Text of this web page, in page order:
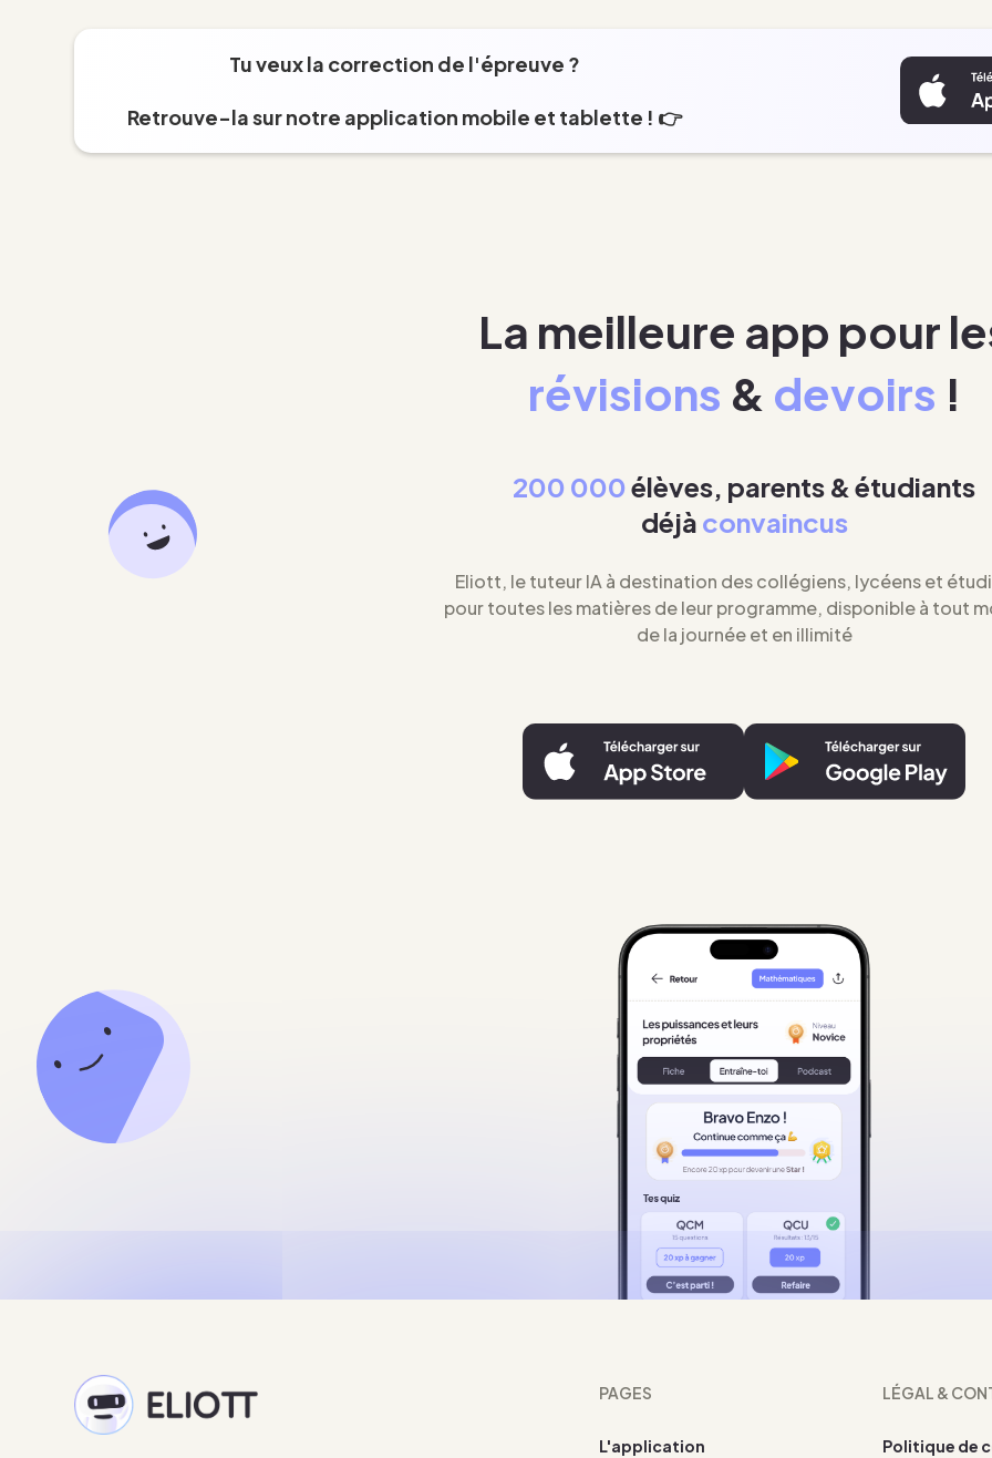
Tu veux la correction de l'épreuve ?
Retrouve-la sur notre application mobile et tablette ! 👉
La meilleure app pour
révisions & devoirs !
200 000élèves, parents & étudiants
déjà convaincus
Eliott, le tuteur IA à destination des collégiens, lycéens et
pour toutes les matières de leur programme, disponible à tout
de la journée et en illimité
PAGES
L'application
LÉGAL &
Politique de